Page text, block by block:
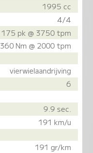
1995 cc
4/4
175 pk @ 3750 tpm
360 Nm @ 2000 tpm
vierwielaandrijving
6
9.9 sec.
191 km/u
191 gr/km